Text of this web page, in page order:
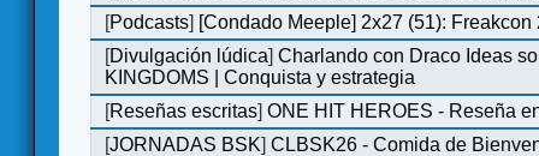
[Podcasts] [Condado Meeple] 2x27 (51): Freakcon
[Divulgación lúdica]Charlando con Draco Ideas
KINGDOMS | Conquista y estrategia
[Reseñas escritas]ONE HIT HEROES - Reseña
[JORNADAS BSK]CLBSK26 - Comida de